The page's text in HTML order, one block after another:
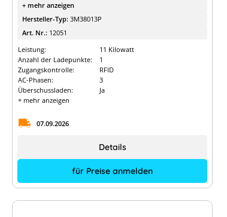
+ mehr anzeigen
Hersteller-Typ: 3M38013P
Art. Nr.: 12051
Leistung:
11 Kilowatt
Anzahl der Ladepunkte:
1
Zugangskontrolle:
RFID
AC-Phasen:
3
Überschussladen:
Ja
+ mehr anzeigen
07.09.2026
für Preise anmelden
Details